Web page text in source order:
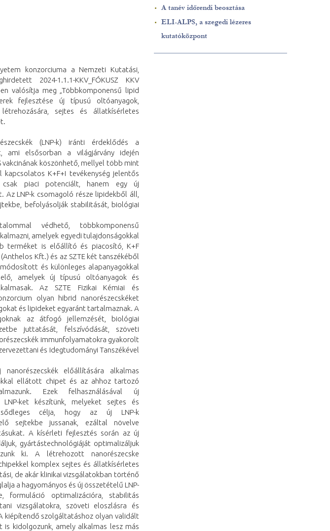
konzorciuma a Nemzeti Kutatási,
2024-1.1.1-KKV_FÓKUSZ KKV
valósítja meg „Többkomponensű lipid
fejlesztése új típusú oltóanyagok,
sejtes és állatkísérletes
(LNP-k) iránti érdeklődés a
ami elsősorban a világjárvány idején
vakcinának köszönhető, mellyel több mint
K+F+I tevékenység jelentős
csak piaci potenciált, hanem egy új
LNP-k csomagoló része lipidekből áll,
befolyásolják stabilitását, biológiai
védhető, többkomponensű
amelyek egyedi tulajdonságokkal
terméket is előállító és piacosító, K+F
Kft.) és az SZTE két tanszékéből
és különleges alapanyagokkal
amelyek új típusú oltóanyagok és
Az SZTE Fizikai Kémiai és
olyan hibrid nanorészecskéket
és lipideket egyaránt tartalmaznak. A
az átfogó jellemzését, biológiai
juttatását, felszívódását, szöveti
immunfolyamatokra gyakorolt
és Idegtudományi Tanszékével
előállítására alkalmas
ellátott chipet és az ahhoz tartozó
Ezek felhasználásával új
ket készítünk, melyeket sejtes és
célja, hogy az új LNP-k
sejtekbe jussanak, ezáltal növelve
A kísérleti fejlesztés során az új
gyártástechnológiáját optimalizáljuk
ki. A létrehozott nanorészecske
komplex sejtes és állatkísérletes
de akár klinikai vizsgálatokban történő
a hagyományos és új összetételű LNP-
formuláció optimalizációra, stabilitás
vizsgálatokra, szöveti eloszlásra és
kiépítendő szolgáltatáshoz olyan validált
kidolgozunk, amely alkalmas lesz más
A tanév időrendi beosztása
ELI-ALPS, a szegedi lézeres
kutatóközpont